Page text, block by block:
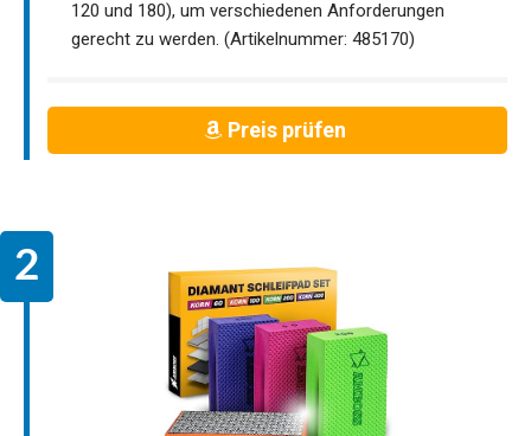
120 und 180), um verschiedenen Anforderungen
gerecht zu werden. (Artikelnummer: 485170)
Preis prüfen